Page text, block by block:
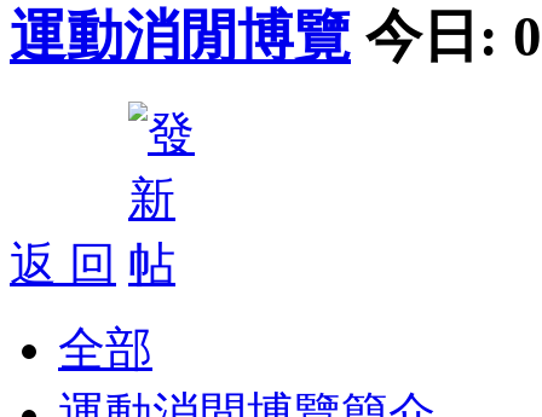
運動消閒博覽 今日: 0
返 回
全部